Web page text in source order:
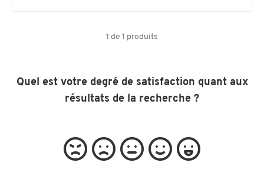
1 de 1 produits
Quel est votre degré de satisfaction quant aux
résultats de la recherche ?